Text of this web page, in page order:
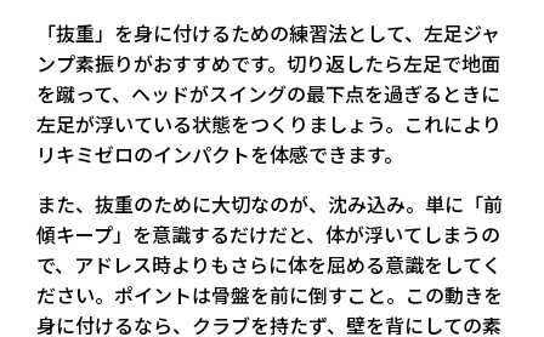
「抜重」を身に付けるための練習法として、左足ジャ
ンプ素振りがおすすめです。切り返したら左足で地面
を蹴って、ヘッドがスイングの最下点を過ぎるときに
左足が浮いている状態をつくりましょう。これにより
リキミゼロのインパクトを体感できます。
また、抜重のために大切なのが、沈み込み。単に「前
傾キープ」を意識するだけだと、体が浮いてしまうの
で、アドレス時よりもさらに体を屈める意識をしてく
ださい。ポイントは骨盤を前に倒すこと。この動きを
身に付けるなら、クラブを持たず、壁を背にしての素